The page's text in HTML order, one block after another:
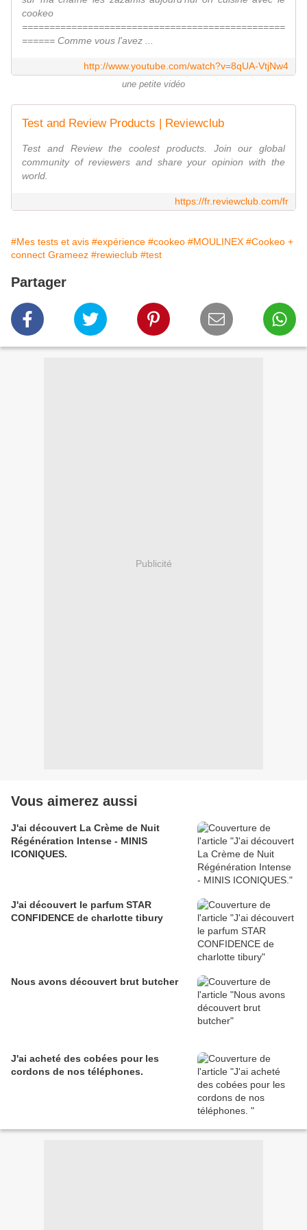
cookeo
================================================
====== Comme vous l'avez ...
http://www.youtube.com/watch?v=8qUA-VtjNw4
une petite vidéo
Test and Review Products | Reviewclub
Test and Review the coolest products. Join our global
community of reviewers and share your opinion with the
world.
https://fr.reviewclub.com/fr
#Mes tests et avis #expérience #cookeo #MOULINEX #Cookeo +
connect Grameez #rewieclub #test
Partager
Publicité
Vous aimerez aussi
J'ai découvert La Crème de Nuit
Régénération Intense - MINIS
ICONIQUES.
J'ai découvert le parfum STAR
CONFIDENCE de charlotte tibury
Nous avons découvert brut butcher
J'ai acheté des cobées pour les